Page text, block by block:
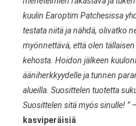
kuulin Earoptim Patchesissa
testata niitä ja nähdä, olivatko
myönnettävä, että olen
kehosta. Hoidon jälkeen
ääniherkkyydelle ja tunnen
alueilla. Suosittelen tuotetta
Suosittelen sitä myös sinulle! ”–
kasviperäisiä